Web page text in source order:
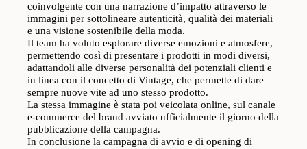
coinvolgente con una narrazione d’impatto attraverso le
immagini per sottolineare autenticità, qualità dei materiali
e una visione sostenibile della moda.
Il team ha voluto esplorare diverse emozioni e atmosfere,
permettendo così di presentare i prodotti in modi diversi,
adattandoli alle diverse personalità dei potenziali clienti e
in linea con il concetto di Vintage, che permette di dare
sempre nuove vite ad uno stesso prodotto.
La stessa immagine è stata poi veicolata online, sul canale
e-commerce del brand avviato ufficialmente il giorno della
pubblicazione della campagna.
In conclusione la campagna di avvio e di opening di